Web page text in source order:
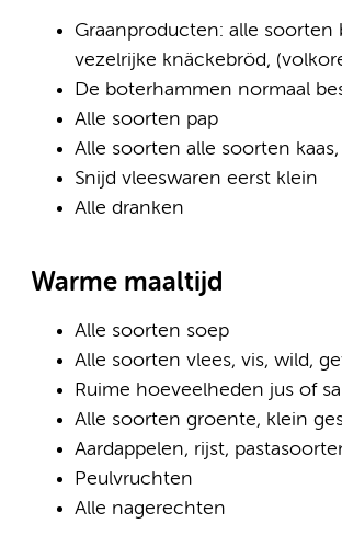
Graanproducten: alle
vezelrijke knäckebröd,
De boterhammen normaal
Alle soorten pap
Alle soorten alle soorten
Snijd vleeswaren eerst klein
Alle dranken
Warme maaltijd
Alle soorten soep
Alle soorten vlees, vis, wild,
Ruime hoeveelheden jus of
Alle soorten groente, klein
Aardappelen, rijst,
Peulvruchten
Alle nagerechten